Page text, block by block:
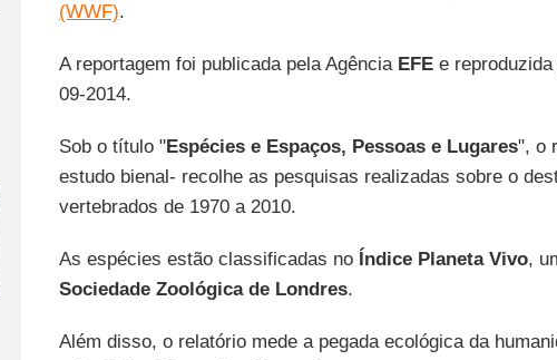
(WWF).
A reportagem foi publicada pela Agência EFEe
09-2014.
Sob o título "Espécies e Espaços, Pessoas e Lugares", o
estudo bienal- recolhe as pesquisas realizadas sobre o
vertebrados de 1970 a 2010.
As espécies estão classificadas no Índice Planeta Vivo,
Sociedade Zoológica de Londres.
Além disso, o relatório mede a pegada ecológica da